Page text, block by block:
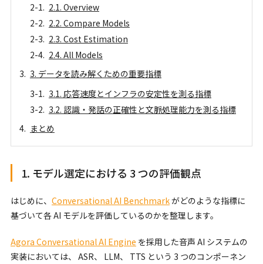
2.1. Overview
2.2. Compare Models
2.3. Cost Estimation
2.4. All Models
3. データを読み解くための重要指標
3.1. 応答速度とインフラの安定性を測る指標
3.2. 認識・発話の正確性と文脈処理能力を測る指標
まとめ
1. モデル選定における 3 つの評価観点
はじめに、 Conversational AI Benchmarkがどのような指標に
基づいて各 AI モデルを評価しているのかを整理します。
Agora Conversational AI Engine を採用した音声 AI システムの
実装においては、 ASR、 LLM、 TTS という 3 つのコンポーネン